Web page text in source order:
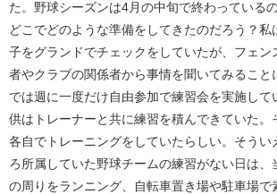
た。野球シーズンは4月の中旬で終わっている
どこでどのような準備をしてきたのだろう？私
子をグランドでチェックをしていたが、フェン
者やクラブの関係者から事情を聞いてみること
では週に一度だけ自由参加で練習会を実施して
供はトレーナーと共に練習を積んできていた。
各自でトレーニングをしていたらしい。そうい
ろ所属していた野球チームの練習がない日は、
の周りをランニング、自転車置き場や駐車場で